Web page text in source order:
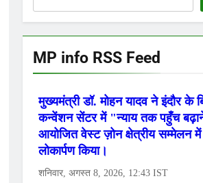
MP info RSS Feed